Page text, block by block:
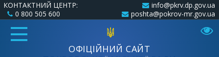
КОНТАКТНИЙ ЦЕНТР:
0 800 505 600
info@pkrv.dp.gov.ua
poshta@pokrov-mr.gov.ua
ОФІЦІЙНИЙ САЙТ